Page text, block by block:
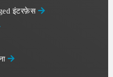
इंटरफ़ेस